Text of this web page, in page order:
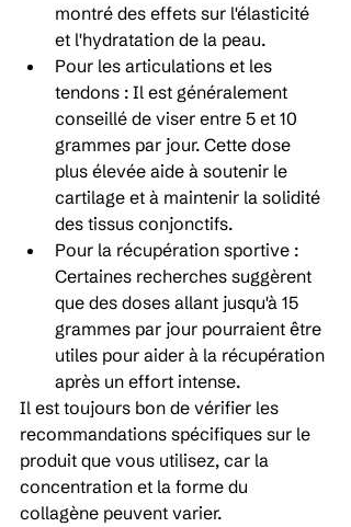
montré des effets sur l'élasticité
et l'hydratation de la peau.
Pour les articulations et les
tendons : Il est généralement
conseillé de viser entre 5 et 10
grammes par jour. Cette dose
plus élevée aide à soutenir le
cartilage et à maintenir la solidité
des tissus conjonctifs.
Pour la récupération sportive :
Certaines recherches suggèrent
que des doses allant jusqu'à 15
grammes par jour pourraient être
utiles pour aider à la récupération
après un effort intense.
Il est toujours bon de vérifier les
recommandations spécifiques sur le
produit que vous utilisez, car la
concentration et la forme du
collagène peuvent varier.